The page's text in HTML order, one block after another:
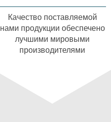
Качество поставляемой
нами продукции обеспечено
лучшими мировыми
производителями